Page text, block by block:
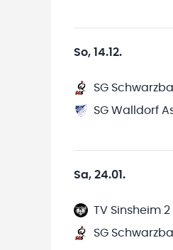
So, 14.12.
SG
SG Walldorf
Sa, 24.01.
TV Sinsheim 2
SG